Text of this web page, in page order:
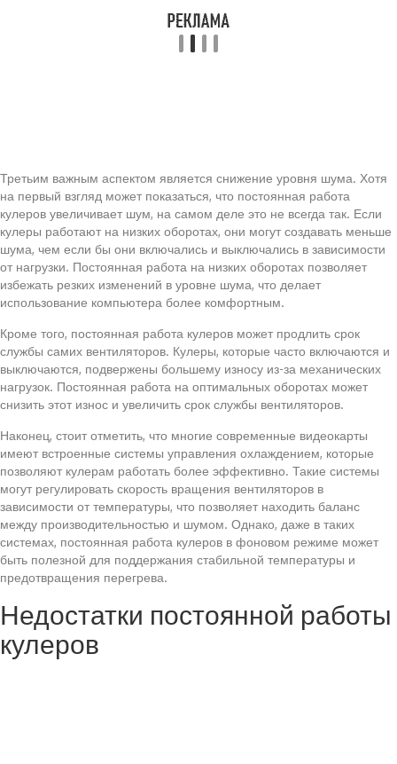
Третьим важным аспектом является снижение уровня шума. Хотя
на первый взгляд может показаться, что постоянная работа
кулеров увеличивает шум, на самом деле это не всегда так. Если
кулеры работают на низких оборотах, они могут создавать меньше
шума, чем если бы они включались и выключались в зависимости
от нагрузки. Постоянная работа на низких оборотах позволяет
избежать резких изменений в уровне шума, что делает
использование компьютера более комфортным.
Кроме того, постоянная работа кулеров может продлить срок
службы самих вентиляторов. Кулеры, которые часто включаются и
выключаются, подвержены большему износу из-за механических
нагрузок. Постоянная работа на оптимальных оборотах может
снизить этот износ и увеличить срок службы вентиляторов.
Наконец, стоит отметить, что многие современные видеокарты
имеют встроенные системы управления охлаждением, которые
позволяют кулерам работать более эффективно. Такие системы
могут регулировать скорость вращения вентиляторов в
зависимости от температуры, что позволяет находить баланс
между производительностью и шумом. Однако, даже в таких
системах, постоянная работа кулеров в фоновом режиме может
быть полезной для поддержания стабильной температуры и
предотвращения перегрева.
Недостатки постоянной работы
кулеров